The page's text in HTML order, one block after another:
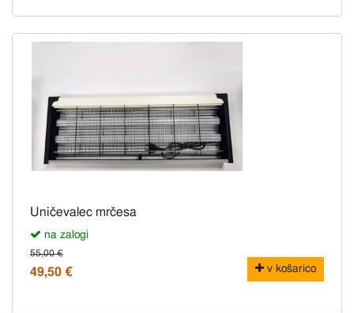
Uničevalec mrčesa
na zalogi
55,00 €
49,50 € v košarico